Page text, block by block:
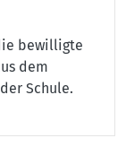
bewilligte
dem
Schule.